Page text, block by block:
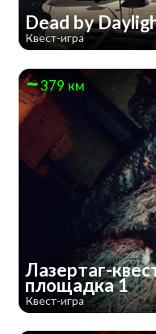
Dead by
Квест-игра
379 км
Лазертаг-
площадка 1
Квест-игра